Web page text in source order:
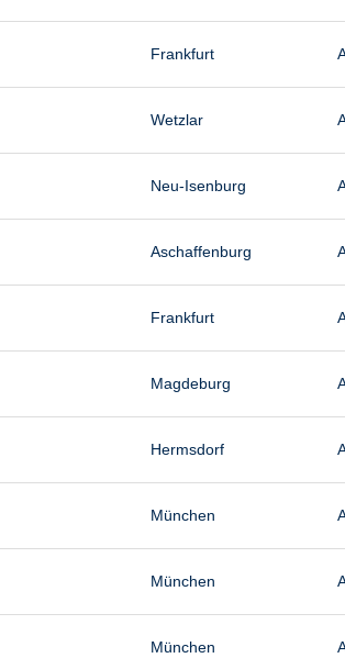
Frankfurt
Wetzlar
Neu-Isenburg
Aschaffenburg
Frankfurt
Magdeburg
Hermsdorf
München
München
München